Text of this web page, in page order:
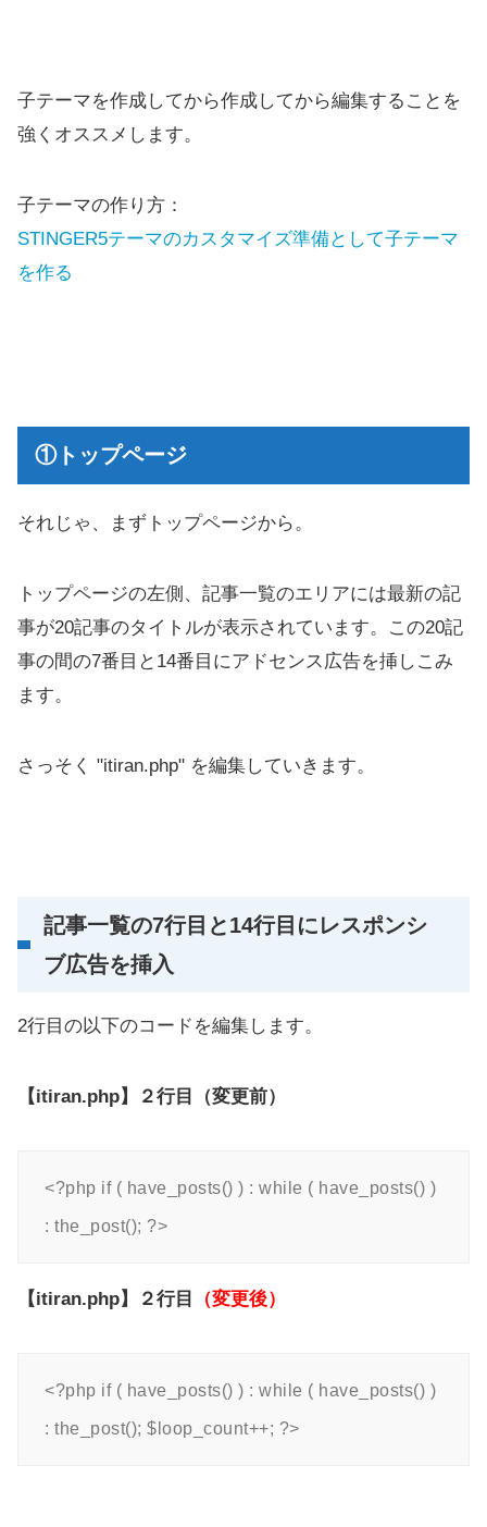
子テーマを作成してから作成してから編集することを
強くオススメします。
子テーマの作り方：
STINGER5テーマのカスタマイズ準備として子テーマ
を作る
①トップページ
それじゃ、まずトップページから。
トップページの左側、記事一覧のエリアには最新の記
事が20記事のタイトルが表示されています。この20記
事の間の7番目と14番目にアドセンス広告を挿しこみ
ます。
さっそく "itiran.php" を編集していきます。
記事一覧の7行目と14行目にレスポンシ
ブ広告を挿入
2行目の以下のコードを編集します。
【itiran.php】２行目（変更前）
<?php if ( have_posts() ) : while ( have_posts() )
: the_post(); ?>
【itiran.php】２行目 （変更後）
<?php if ( have_posts() ) : while ( have_posts() )
: the_post(); $loop_count++; ?>